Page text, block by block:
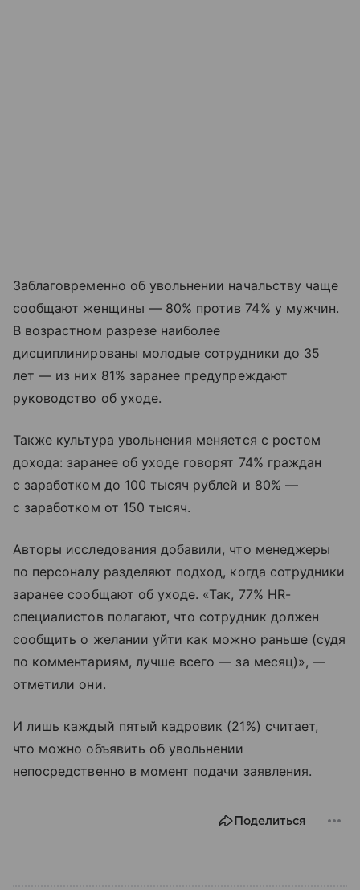
Заблаговременно об увольнении начальству чаще
сообщают женщины — 80% против 74% у мужчин.
В возрастном разрезе наиболее
дисциплинированы молодые сотрудники до 35
лет — из них 81% заранее предупреждают
руководство об уходе.
Также культура увольнения меняется с ростом
дохода: заранее об уходе говорят 74% граждан
с заработком до 100 тысяч рублей и 80% —
с заработком от 150 тысяч.
Авторы исследования добавили, что менеджеры
по персоналу разделяют подход, когда сотрудники
заранее сообщают об уходе. «Так, 77% HR-
специалистов полагают, что сотрудник должен
сообщить о желании уйти как можно раньше (судя
по комментариям, лучше всего — за месяц)», —
отметили они.
И лишь каждый пятый кадровик (21%) считает,
что можно объявить об увольнении
непосредственно в момент подачи заявления.
Поделиться